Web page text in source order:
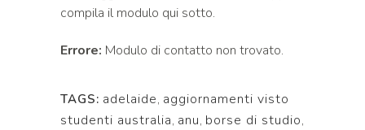
compila il modulo qui sotto.
Errore: Modulo di contatto non trovato.
TAGS: adelaide, aggiornamenti visto
studenti australia, anu, borse di studio,